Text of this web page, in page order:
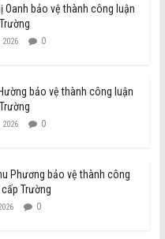
Oanh bảo vệ thành công luận
0
bảo vệ thành công luận
0
Phương bảo vệ thành công
Trường
0